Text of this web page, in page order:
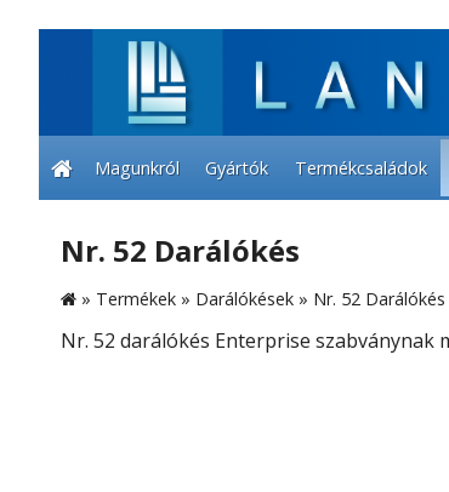
Magunkról Gyártók Termékcsaládok
Nr. 52 Darálókés
» Termékek » Darálókések » Nr. 52 Darálókés
Nr. 52 darálókés Enterprise szabványnak